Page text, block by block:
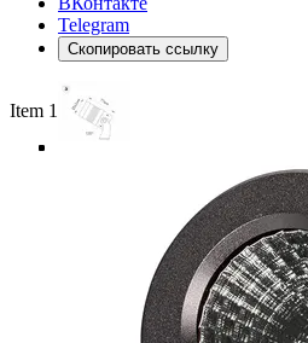
Telegram
Скопировать ссылку
Item 1 of 5